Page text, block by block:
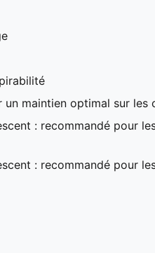
un maintien optimal sur les
: recommandé pour
: recommandé pour